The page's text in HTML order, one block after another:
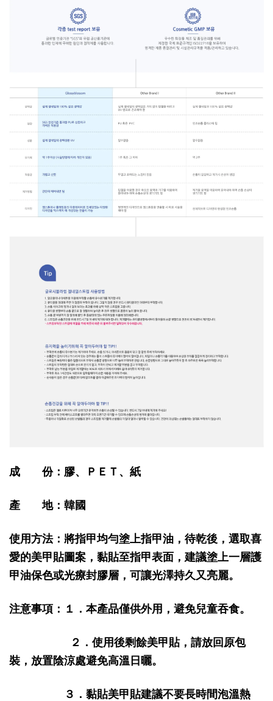
成 份：膠、ＰＥＴ、紙
產 地：韓國
使用方法：將指甲均勻塗上指甲油，待乾後，選取喜
愛的美甲貼圖案，黏貼至指甲表面，建議塗上一層護
甲油保色或光療封膠層，可讓光澤持久又亮麗。
注意事項：１．本產品僅供外用，避免兒童吞食。
２．使用後剩餘美甲貼，請放回原包
裝，放置陰涼處避免高溫日曬。
３．黏貼美甲貼建議不要長時間泡溫熱